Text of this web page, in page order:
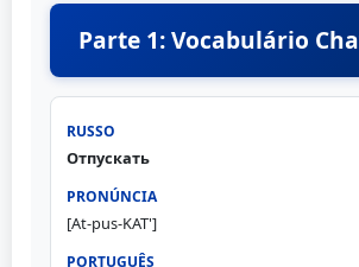
Parte 1: Vocabulário
Отпускать
[At-pus-KAT']